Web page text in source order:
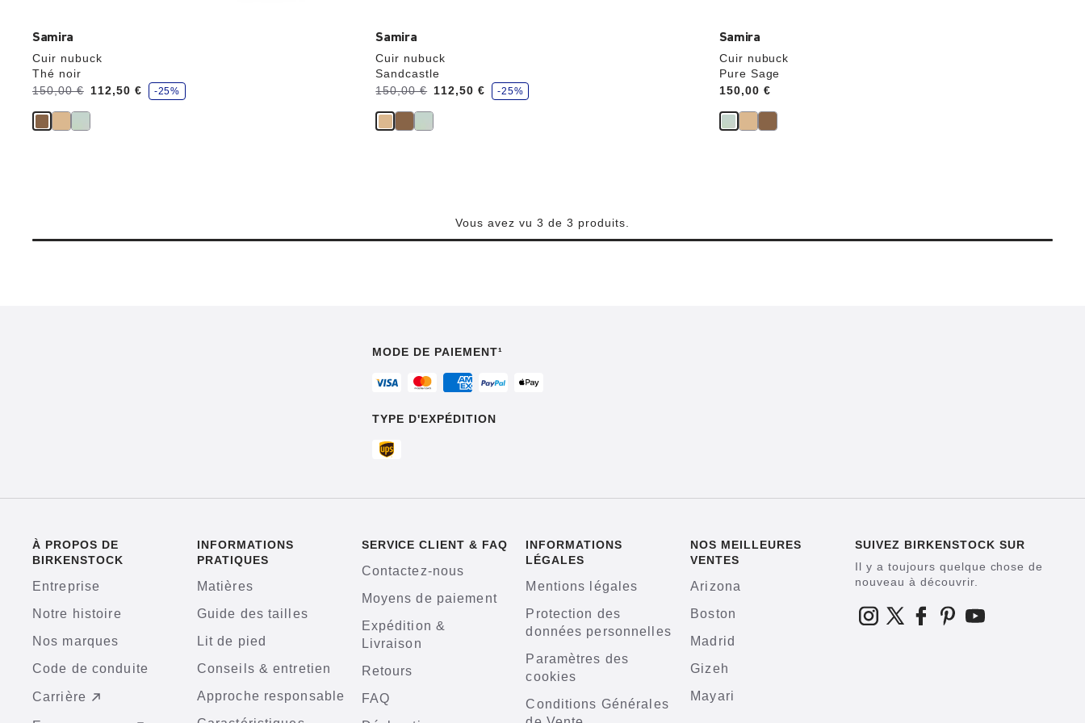
Samira
Cuir nubuck
Thé noir
Avant:
150,00 €
à 112,50 €
é
c
n
o
-25%
Samira
Cuir nubuck
Sandcastle
Avant:
150,00 €
à 112,50 €
é
c
n
o
-25%
Samira
Cuir nubuck
Pure Sage
Price:
150,00 €
Vous avez vu 3 de 3 produits.
MODE DE PAIEMENT¹
TYPE D'EXPÉDITION
À PROPOS DE
BIRKENSTOCK
Entreprise
Notre histoire
Nos marques
Code de conduite
Carrière
INFORMATIONS
PRATIQUES
Matières
Guide des tailles
Lit de pied
Conseils & entretien
Approche responsable
SERVICE CLIENT & FAQ
Contactez-nous
Moyens de paiement
Expédition &
Livraison
Retours
FAQ
INFORMATIONS
LÉGALES
Mentions légales
Protection des
données personnelles
Paramètres des
cookies
Conditions Générales
NOS MEILLEURES
VENTES
Arizona
Boston
Madrid
Gizeh
Mayari
SUIVEZ BIRKENSTOCK SUR
Il y a toujours quelque chose de
nouveau à découvrir.